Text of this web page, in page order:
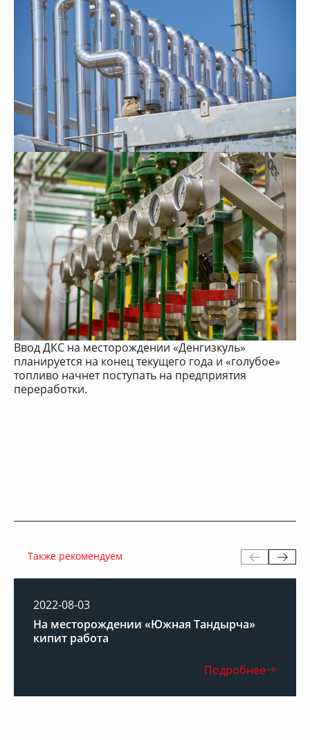
Ввод ДКС на месторождении «Денгизкуль»
планируется на конец текущего года и «голубое»
топливо начнет поступать на предприятия
переработки.
Также рекомендуем
2022-08-03
На месторождении «Южная Тандырча»
кипит работа
Подробнее